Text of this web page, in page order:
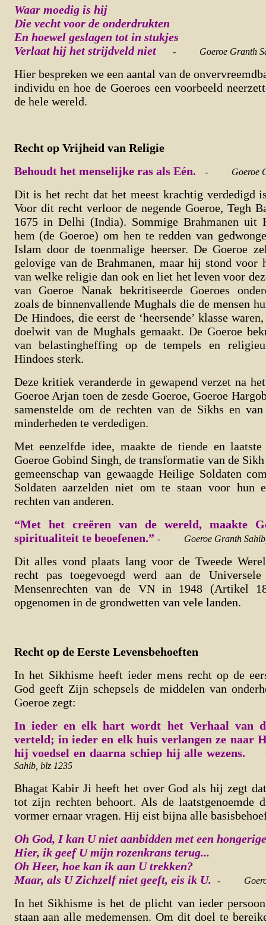
Waar moedig is hij
Die vecht voor de onderdrukten
En hoewel geslagen tot in stukjes
Verlaat hij het strijdveld niet
- Goeroe Granth
Hier bespreken we een aantal van de
individu en hoe de Goeroes een voorbeeld
de hele wereld.
Recht op Vrijheid van Religie
Behoudt het menselijke ras als Eén.
- Goeroe
Dit is het recht dat het meest krachtig verdedigd
Voor dit recht verloor de negende Goeroe, Tegh
1675 in Delhi (India). Sommige Brahmanen uit
hem (de Goeroe) om hen te redden van
Islam door de toenmalige heerser. De Goeroe
gelovige van de Brahmanen, maar hij stond voor
van welke religie dan ook en liet het leven voor
van Goeroe Nanak bekritiseerde Goeroes
zoals de binnenvallende Mughals die de mensen
De Hindoes, die eerst de ‘heersende’ klasse
doelwit van de Mughals gemaakt. De Goeroe
van belastingheffing op de tempels en
Hindoes sterk.
Deze kritiek veranderde in gewapend verzet na
Goeroe Arjan toen de zesde Goeroe, Goeroe
samenstelde om de rechten van de Sikhs en van
minderheden te verdedigen.
Met eenzelfde idee, maakte de tiende en laatste
Goeroe Gobind Singh, de transformatie van de Sikh
gemeenschap van gewaagde Heilige Soldaten
Soldaten aarzelden niet om te staan voor hun
rechten van anderen.
“Met het creëren van de wereld, maakte
spiritualiteit te beoefenen.” - Goeroe Granth
Dit alles vond plaats lang voor de Tweede
recht pas toegevoegd werd aan de
Mensenrechten van de VN in 1948 (Artikel
opgenomen in de grondwetten van vele landen.
Recht op de Eerste Levensbehoeften
In het Sikhisme heeft ieder mens recht op de
God geeft Zijn schepsels de middelen van
Goeroe zegt:
In ieder en elk hart wordt het Verhaal van
verteld; in ieder en elk huis verlangen ze naar
hij voedsel en daarna schiep hij alle wezens.
Sahib, blz 1235
Bhagat Kabir Ji heeft het over God als hij zegt
tot zijn rechten behoort. Als de laatstgenoemde
vormer ernaar vragen. Hij eist bijna alle
Oh God, I kan U niet aanbidden met een
Hier, ik geef U mijn rozenkrans terug...
Oh Heer, hoe kan ik aan U trekken?
Maar, als U Zichzelf niet geeft, eis ik U. -
In het Sikhisme is het de plicht van ieder
staan aan alle medemensen. Om dit doel te